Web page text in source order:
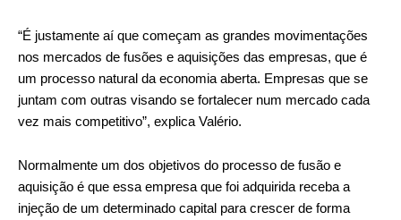
“É justamente aí que começam as grandes movimentações
nos mercados de fusões e aquisições das empresas, que é
um processo natural da economia aberta. Empresas que se
juntam com outras visando se fortalecer num mercado cada
vez mais competitivo”, explica Valério.
Normalmente um dos objetivos do processo de fusão e
aquisição é que essa empresa que foi adquirida receba a
injeção de um determinado capital para crescer de forma